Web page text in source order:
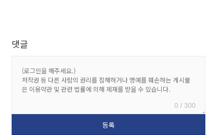
댓글
0 / 300